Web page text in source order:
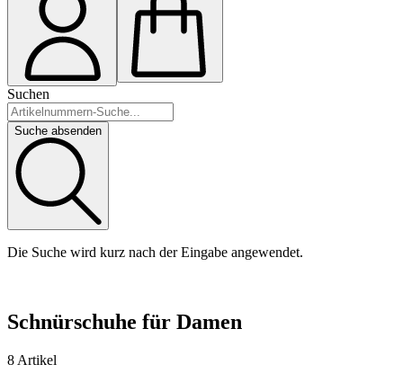
Suchen
Suche absenden
Die Suche wird kurz nach der Eingabe angewendet.
Schnürschuhe für Damen
8 Artikel